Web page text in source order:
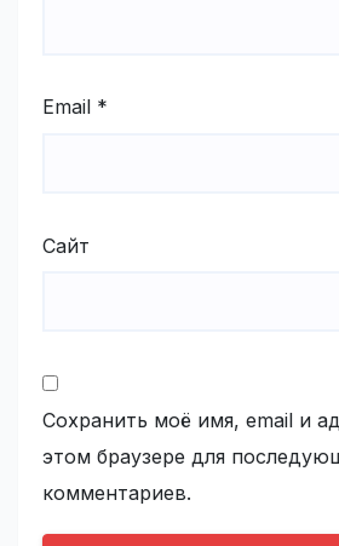
Email *
Сайт
Сохранить моё имя, email и
этом браузере для
комментариев.